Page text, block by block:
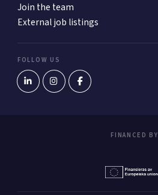
Join the team
External job listings
FOLLOW US
FINANCED BY